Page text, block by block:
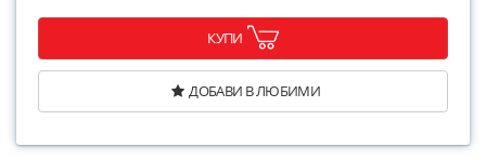
КУПИ
ДОБАВИ В ЛЮБИМИ